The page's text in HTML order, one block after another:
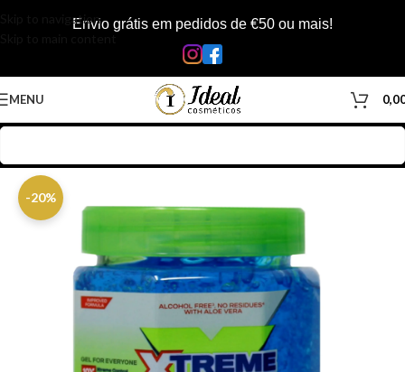
Skip to navigationEnvio grátis em pedidos de €50 ou mais!
MENU
-20%